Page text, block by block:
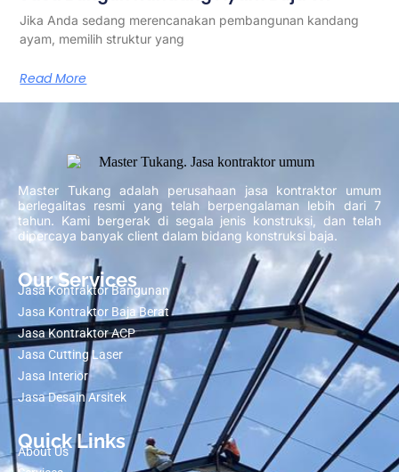
Jika Anda sedang merencanakan pembangunan kandang
ayam, memilih struktur yang
Read More
Master Tukang adalah perusahaan jasa kontraktor umum
berlegalitas resmi yang telah berpengalaman lebih dari 7
tahun. Kami bergerak di segala jenis konstruksi, dan telah
dipercaya banyak client dalam bidang konstruksi baja.
Our Services
Jasa Kontraktor Bangunan
Jasa Kontraktor Baja Berat
Jasa Kontraktor ACP
Jasa Cutting Laser
Jasa Interior
Jasa Desain Arsitek
Quick Links
About Us